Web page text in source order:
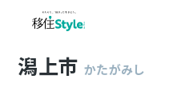
潟上市 かたがみし